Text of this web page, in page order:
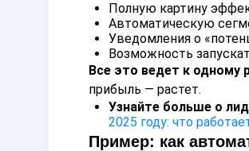
Полную картину
Автоматическую
Уведомления о
Возможность
Все это ведет к одному
прибыль — растет.
Узнайте больше о
2025 году: что
Пример: как